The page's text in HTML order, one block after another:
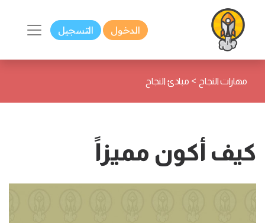
الدخول التسجيل
مهارات النجاح > مبادئ النجاح
كيف أكون مميزاً